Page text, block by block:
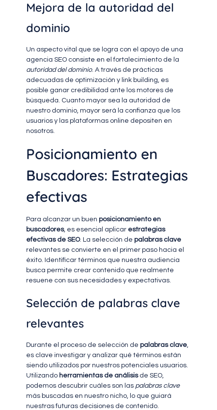
Mejora de la autoridad del
dominio
Un aspecto vital que se logra con el apoyo de una
agencia SEO consiste en el fortalecimiento de la
autoridad del dominio. A través de prácticas
adecuadas de optimización y link building, es
posible ganar credibilidad ante los motores de
búsqueda. Cuanto mayor sea la autoridad de
nuestro dominio, mayor será la confianza que los
usuarios y las plataformas online depositen en
nosotros.
Posicionamiento en
Buscadores: Estrategias
efectivas
Para alcanzar un buen posicionamiento en
buscadores, es esencial aplicar estrategias
efectivas de SEO. La selección de palabras clave
relevantes se convierte en el primer paso hacia el
éxito. Identificar términos que nuestra audiencia
busca permite crear contenido que realmente
resuene con sus necesidades y expectativas.
Selección de palabras clave
relevantes
Durante el proceso de selección de palabras clave,
es clave investigar y analizar qué términos están
siendo utilizados por nuestros potenciales usuarios.
Utilizando herramientas de análisisde SEO,
podemos descubrir cuáles son las palabras clave
más buscadas en nuestro nicho, lo que guiará
nuestras futuras decisiones de contenido.